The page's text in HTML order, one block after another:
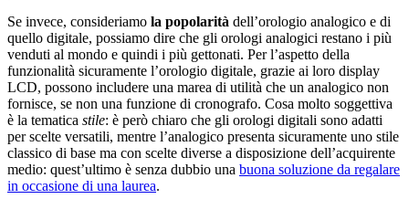
Se invece, consideriamo la popolarità dell’orologio analogico e di
quello digitale, possiamo dire che gli orologi analogici restano i più
venduti al mondo e quindi i più gettonati. Per l’aspetto della
funzionalità sicuramente l’orologio digitale, grazie ai loro display
LCD, possono includere una marea di utilità che un analogico non
fornisce, se non una funzione di cronografo. Cosa molto soggettiva
è la tematica stile: è però chiaro che gli orologi digitali sono adatti
per scelte versatili, mentre l’analogico presenta sicuramente uno stile
classico di base ma con scelte diverse a disposizione dell’acquirente
medio: quest’ultimo è senza dubbio una buona soluzione da regalare
in occasione di una laurea.